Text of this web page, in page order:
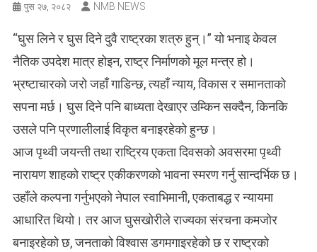
पुस २७, २०८२ NMB NEWS
“घुस लिने र घुस दिने दुवै राष्ट्रका शत्रु हुन्।” यो भनाइ केवल
नैतिक उपदेश मात्र होइन, राष्ट्र निर्माणको मूल मन्त्र हो।
भ्रष्टाचारको जरो जहाँ गाडिन्छ, त्यहाँ न्याय, विकास र समानताको
सपना मर्छ। घुस दिने पनि बाध्यता देखाएर उम्किन सक्दैन, किनकि
उसले पनि प्रणालीलाई विकृत बनाइरहेको हुन्छ।
आज पृथ्वी जयन्ती तथा राष्ट्रिय एकता दिवसको अवसरमा पृथ्वी
नारायण शाहको राष्ट्र एकीकरणको भावना स्मरण गर्नु सान्दर्भिक छ।
उहाँले कल्पना गर्नुभएको नेपाल स्वाभिमानी, एकताबद्ध र न्यायमा
आधारित थियो। तर आज घुसखोरीले राज्यका संरचना कमजोर
बनाइरहेको छ, जनताको विश्वास डगमगाइरहेको छ र राष्ट्रको